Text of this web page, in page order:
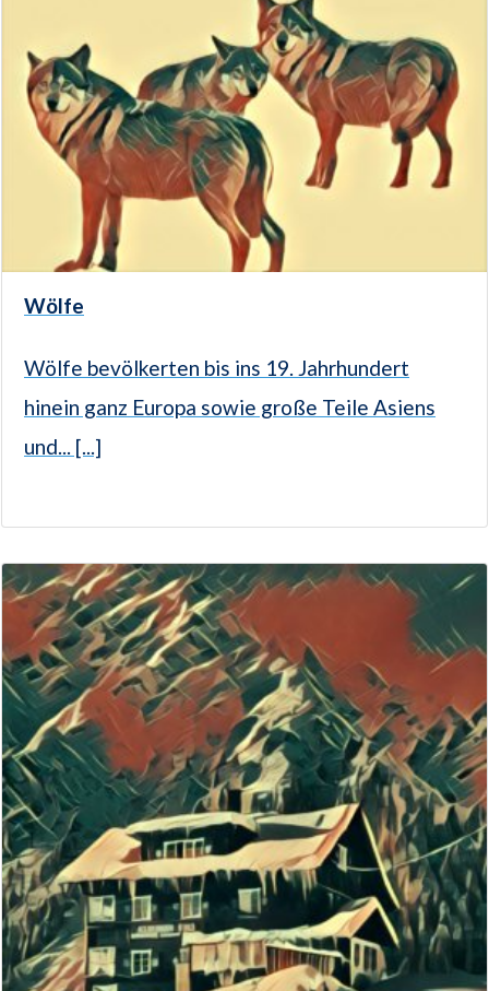
Wölfe
Wölfe bevölkerten bis ins 19. Jahrhundert
hinein ganz Europa sowie große Teile Asiens
und... [...]